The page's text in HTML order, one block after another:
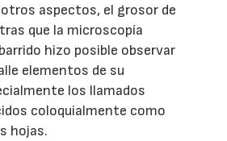
aspectos, el grosor de
que la microscopía
hizo posible observar
elementos de su
los llamados
coloquialmente como
hojas.